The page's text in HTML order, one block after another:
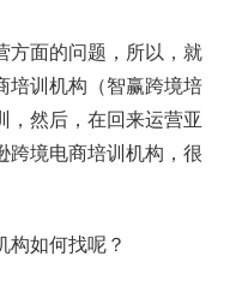
方面的问题，所以，就
培训机构（智赢跨境培
，然后，在回来运营亚
跨境电商培训机构，很
构如何找呢？